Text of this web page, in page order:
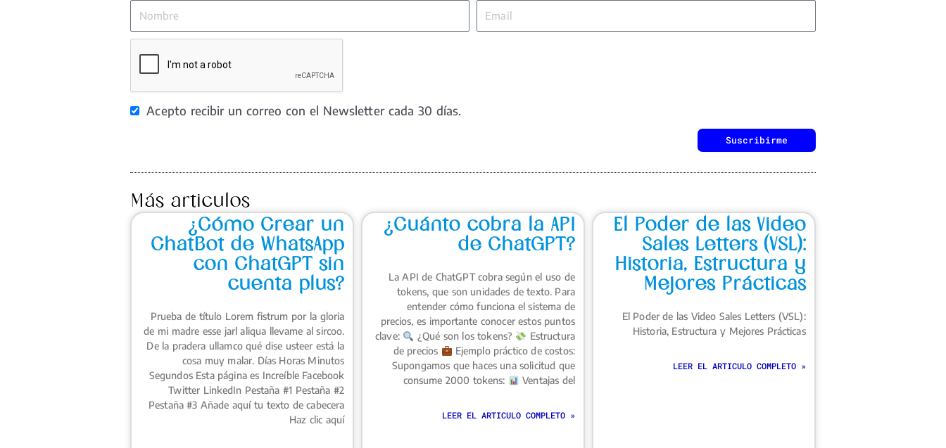
Nombre Email
Acepto recibir un correo con el Newsletter cada 30 días.
Suscribirme
Más articulos
¿Cómo Crear un
ChatBot de WhatsApp
con ChatGPT sin
cuenta plus?
Prueba de título Lorem fistrum por la gloria
de mi madre esse jarl aliqua llevame al sircoo.
De la pradera ullamco qué dise usteer está la
cosa muy malar. Días Horas Minutos
Segundos Esta página es Increíble Facebook
Twitter LinkedIn Pestaña #1 Pestaña #2
Pestaña #3 Añade aquí tu texto de cabecera
Haz clic aquí
¿Cuánto cobra la API
de ChatGPT?
La API de ChatGPT cobra según el uso de
tokens, que son unidades de texto. Para
entender cómo funciona el sistema de
precios, es importante conocer estos puntos
clave:
¿Qué son los tokens?
Estructura
de precios
Ejemplo práctico de costos:
Supongamos que haces una solicitud que
consume 2000 tokens:
Ventajas del
LEER EL ARTICULO COMPLETO »
El Poder de las Video
Sales Letters (VSL):
Historia, Estructura y
Mejores Prácticas
El Poder de las Video Sales Letters (VSL):
Historia, Estructura y Mejores Prácticas
LEER EL ARTICULO COMPLETO »